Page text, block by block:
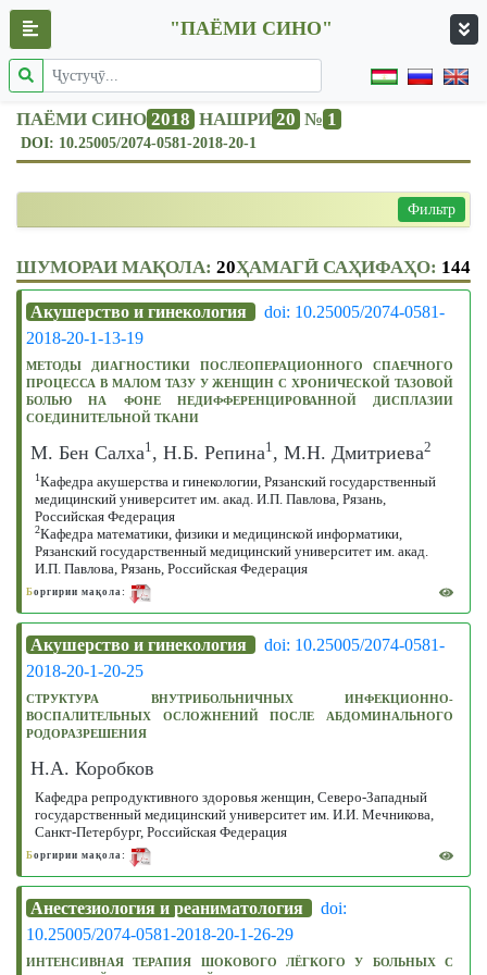
"ПАЁМИ СИНО"
ПАЁМИ СИНО 2018 НАШРИ 20 № 1
DOI: 10.25005/2074-0581-2018-20-1
Фильтр
ШУМОРАИ МАҚОЛА: 20ҲАМАГӢ САҲИФАҲО: 144
Акушерство и гинекология
doi: 10.25005/2074-0581-
2018-20-1-13-19
МЕТОДЫ ДИАГНОСТИКИ ПОСЛЕОПЕРАЦИОННОГО СПАЕЧНОГО
ПРОЦЕССА В МАЛОМ ТАЗУ У ЖЕНЩИН С ХРОНИЧЕСКОЙ ТАЗОВОЙ
БОЛЬЮ НА ФОНЕ НЕДИФФЕРЕНЦИРОВАННОЙ ДИСПЛАЗИИ
СОЕДИНИТЕЛЬНОЙ ТКАНИ
М. Бен Салха1, Н.Б. Репина1, М.Н. Дмитриева2
1Кафедра акушерства и гинекологии, Рязанский государственный
медицинский университет им. акад. И.П. Павлова, Рязань,
Российская Федерация
2Кафедра математики, физики и медицинской информатики,
Рязанский государственный медицинский университет им. акад.
И.П. Павлова, Рязань, Российская Федерация
Боргирии мақола:
Акушерство и гинекология
doi: 10.25005/2074-0581-
2018-20-1-20-25
СТРУКТУРА ВНУТРИБОЛЬНИЧНЫХ ИНФЕКЦИОННО-
ВОСПАЛИТЕЛЬНЫХ ОСЛОЖНЕНИЙ ПОСЛЕ АБДОМИНАЛЬНОГО
РОДОРАЗРЕШЕНИЯ
Н.А. Коробков
Кафедра репродуктивного здоровья женщин, Северо-Западный
государственный медицинский университет им. И.И. Мечникова,
Санкт-Петербург, Российская Федерация
Боргирии мақола:
Анестезиология и реаниматология
doi:
10.25005/2074-0581-2018-20-1-26-29
ИНТЕНСИВНАЯ ТЕРАПИЯ ШОКОВОГО ЛЁГКОГО У БОЛЬНЫХ С